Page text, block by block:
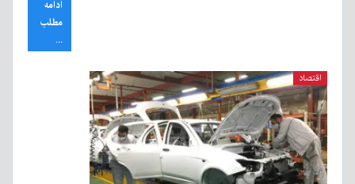
ادامه
مطلب
...
اقتصاد